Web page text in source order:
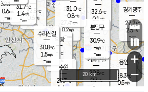
과천
27.4℃
0.2m/s
- mm
용인
28.3℃
0.5m/s
경기광주
27.2℃
2.5m/s
-mm
의왕
- ℃
m/s
mm
32.8 ℃
0.6 m/s
-mm
32.1℃
0.6m/s
-mm
31.7℃
1.4m/s
-mm
32.6℃
0.1 m/s
-mm
31.0℃
0.8m/s
-mm
기흥구갈
29.8℃
0.7m/s
-
수리산길
30.8℃
1.5m/s
-mm
분당구
30.9℃
-m/s
-mm
수원
29.7℃
1.4 m/s
+
−
20 km